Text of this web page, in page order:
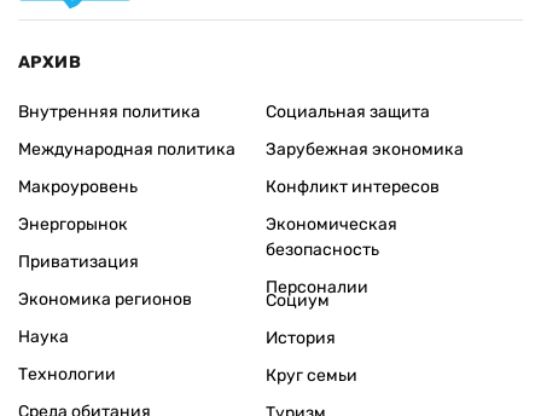
АРХИВ
Внутренняя политика
Международная политика
Макроуровень
Энергорынок
Приватизация
Экономика регионов
Социальная защита
Зарубежная экономика
Конфликт интересов
Экономическая
безопасность
Персоналии
Наука
Технологии
Среда обитания
Социум
История
Круг семьи